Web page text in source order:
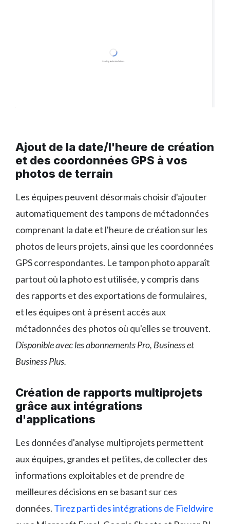
Ajout de la date/l'heure de création
et des coordonnées GPS à vos
photos de terrain
Les équipes peuvent désormais choisir d'ajouter
automatiquement des tampons de métadonnées
comprenant la date et l'heure de création sur les
photos de leurs projets, ainsi que les coordonnées
GPS correspondantes. Le tampon photo apparaît
partout où la photo est utilisée, y compris dans
des rapports et des exportations de formulaires,
et les équipes ont à présent accès aux
métadonnées des photos où qu'elles se trouvent.
Disponible avec les abonnements Pro, Business et
Business Plus.
Création de rapports multiprojets
grâce aux intégrations
d'applications
Les données d'analyse multiprojets permettent
aux équipes, grandes et petites, de collecter des
informations exploitables et de prendre de
meilleures décisions en se basant sur ces
données. Tirez parti des intégrations de Fieldwire